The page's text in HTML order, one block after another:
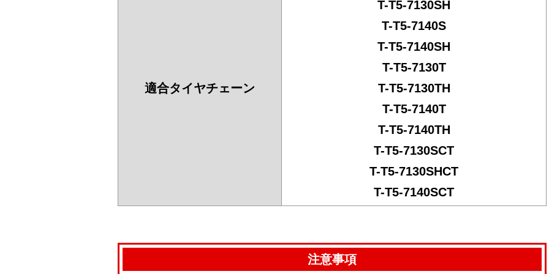
適合タイヤチェーン
T-T5-7130SH
T-T5-7140S
T-T5-7140SH
T-T5-7130T
T-T5-7130TH
T-T5-7140T
T-T5-7140TH
T-T5-7130SCT
T-T5-7130SHCT
T-T5-7140SCT
注意事項